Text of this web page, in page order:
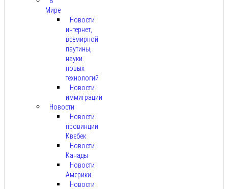
Мире
Новости
интернет,
всемирной
паутины,
науки.
новых
технологий
Новости
иммиграции
Новости
Новости
провинции
Квебек
Новости
Канады
Новости
Америки
Новости